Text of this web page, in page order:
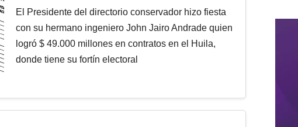
El Presidente del directorio conservador hizo fiesta
con su hermano ingeniero John Jairo Andrade quien
logró $ 49.000 millones en contratos en el Huila,
donde tiene su fortín electoral